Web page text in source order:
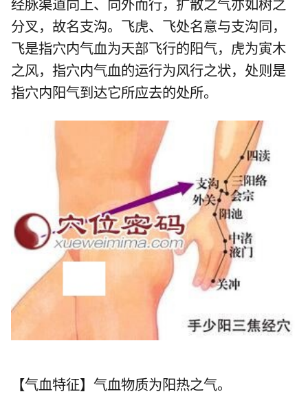
经脉渠道向上、向外而行，扩散之气亦如树之
分叉，故名支沟。飞虎、飞处名意与支沟同，
飞是指穴内气血为天部飞行的阳气，虎为寅木
之风，指穴内气血的运行为风行之状，处则是
指穴内阳气到达它所应去的处所。
【气血特征】气血物质为阳热之气。